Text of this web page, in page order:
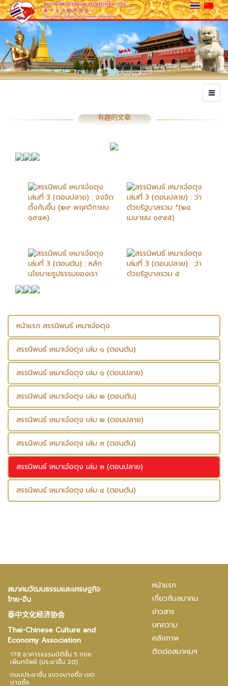
有趣的文章
หน้าแรก สรรนิพนธ์ เหมาเจ๋อตุง
สรรนิพนธ์ เหมาเจ๋อตุง เล่ม ๑ (ตอนต้น)
สรรนิพนธ์ เหมาเจ๋อตุง เล่ม ๑ (ตอนปลาย)
สรรนิพนธ์ เหมาเจ๋อตุง เล่ม ๒ (ตอนต้น)
สรรนิพนธ์ เหมาเจ๋อตุง เล่ม ๒ (ตอนปลาย)
สรรนิพนธ์ เหมาเจ๋อตุง เล่ม ๓ (ตอนต้น)
สรรนิพนธ์ เหมาเจ๋อตุง เล่ม ๓ (ตอนปลาย)
สรรนิพนธ์ เหมาเจ๋อตุง เล่ม ๔ (ตอนต้น)
สมาคมวัฒนธรรมและเศรษฐกิจ
ไทย-จีน
泰中文化经济协会
Thai-Chinese Culture and
Economy Association
178 อาคารธรรมนิติชั้น 5 ซอย
เพิ่มทรัพย์ (ประชาชื่น 20)
ถนนประชาชื่น แขวงบางซื่อ เขต
บางซื่อ
หน้าแรก
เกี่ยวกับสมาคม
ข่าวสาร
บทความ
คลังภาพ
ติดต่อสมาคมฯ